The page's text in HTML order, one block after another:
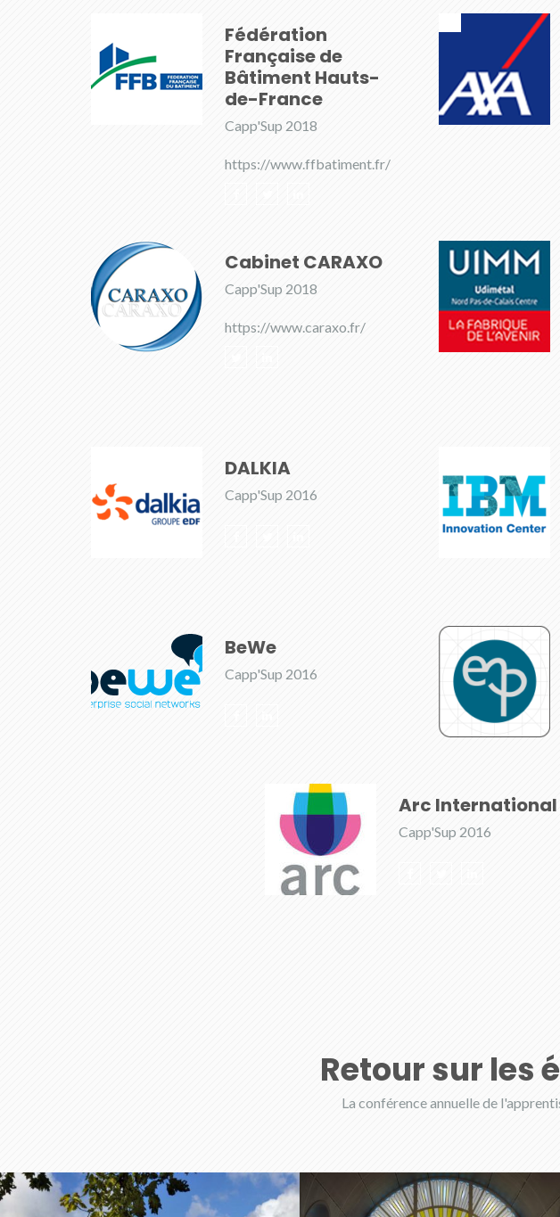
Fédération
Française de
Bâtiment Hauts-
de-France
Capp'Sup 2018
https://www.ffbatiment.fr/
Cabinet CARAXO
Capp'Sup 2018
https://www.caraxo.fr/
DALKIA
Capp'Sup 2016
BeWe
Capp'Sup 2016
Arc International
Capp'Sup 2016
Retour sur les
La conférence annuelle de